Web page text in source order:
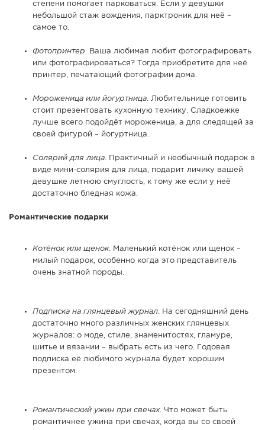
степени помогает парковаться. Если у девушки
небольшой стаж вождения, парктроник для неё –
самое то.
Фотопринтер . Ваша любимая любит фотографировать
или фотографироваться? Тогда приобретите для неё
принтер, печатающий фотографии дома.
Мороженица или йогуртница . Любительнице готовить
стоит презентовать кухонную технику. Сладкоежке
лучше всего подойдёт мороженица, а для следящей за
своей фигурой – йогуртница.
Солярий для лица . Практичный и необычный подарок в
виде мини-солярия для лица, подарит личику вашей
девушке летнюю смуглость, к тому же если у неё
достаточно бледная кожа.
Романтические подарки
Котёнок или щенок. Маленький котёнок или щенок –
милый подарок, особенно когда это представитель
очень знатной породы.
Подписка на глянцевый журнал . На сегодняшний день
достаточно много различных женских глянцевых
журналов: о моде, стиле, знаменитостях, гламуре,
шитье и вязании – выбрать есть из чего. Годовая
подписка её любимого журнала будет хорошим
презентом.
Романтический ужин при свечах. Что может быть
романтичнее ужина при свечах, когда вы со своей